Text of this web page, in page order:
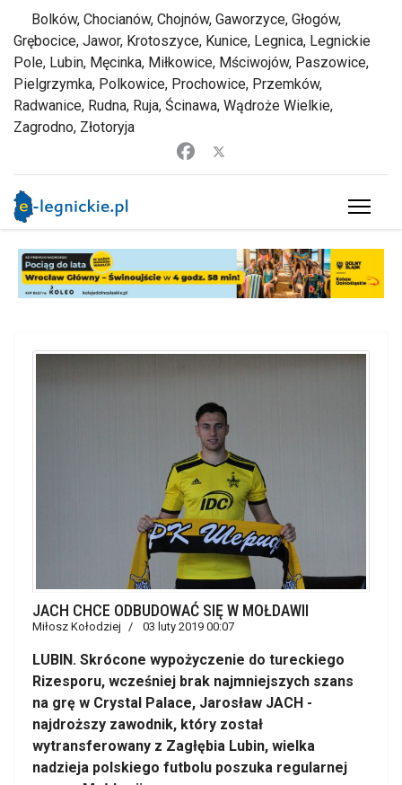
Bolków, Chocianów, Chojnów, Gaworzyce, Głogów,
Grębocice, Jawor, Krotoszyce, Kunice, Legnica, Legnickie
Pole, Lubin, Męcinka, Miłkowice, Mściwojów, Paszowice,
Pielgrzymka, Polkowice, Prochowice, Przemków,
Radwanice, Rudna, Ruja, Ścinawa, Wądroże Wielkie,
Zagrodno, Złotoryja
JACH CHCE ODBUDOWAĆ SIĘ W MOŁDAWII
Miłosz Kołodziej 03 luty 2019 00:07
LUBIN. Skrócone wypożyczenie do tureckiego
Rizesporu, wcześniej brak najmniejszych szans
na grę w Crystal Palace, Jarosław JACH -
najdroższy zawodnik, który został
wytransferowany z Zagłębia Lubin, wielka
nadzieja polskiego futbolu poszuka regularnej